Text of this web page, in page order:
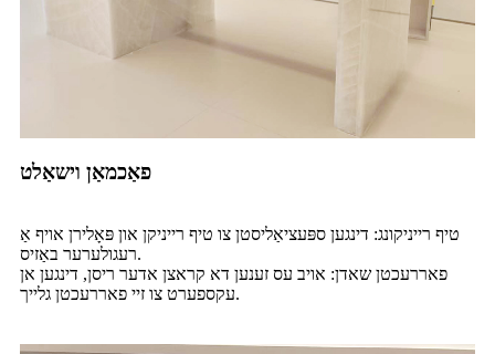
פאַכמאַן וישאַלט
טיף רייניקונג: דינגען ספּעציאַליסטן צו טיף רייניקן און פּאָלירן אויף אַ
רעגולערער באַזיס.
פאררעכטן שאדן: אויב עס זענען דא קראצן אדער ריסן, דינגען אן
עקספערט צו זיי פאררעכטן גלייך.